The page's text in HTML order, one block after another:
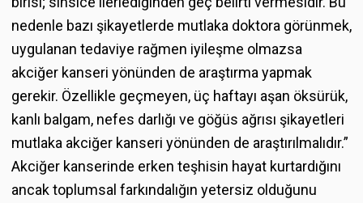
nedenle bazı şikayetlerde mutlaka doktora görünmek,
uygulanan tedaviye rağmen iyileşme olmazsa
akciğer kanseri yönünden de araştırma yapmak
gerekir. Özellikle geçmeyen, üç haftayı aşan öksürük,
kanlı balgam, nefes darlığı ve göğüs ağrısı şikayetleri
mutlaka akciğer kanseri yönünden de araştırılmalıdır.”
Akciğer kanserinde erken teşhisin hayat kurtardığını
ancak toplumsal farkındalığın yetersiz olduğunu